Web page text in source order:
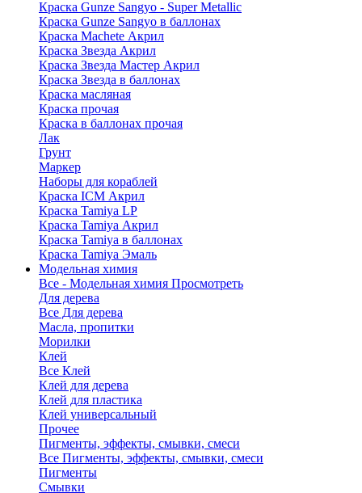
Краска Gunze Sangyo - Super Metallic
Краска Gunze Sangyo в баллонах
Краска Machete Акрил
Краска Звезда Акрил
Краска Звезда Мастер Акрил
Краска Звезда в баллонах
Краска масляная
Краска прочая
Краска в баллонах прочая
Лак
Грунт
Маркер
Наборы для кораблей
Краска ICM Акрил
Краска Tamiya LP
Краска Tamiya Акрил
Краска Tamiya в баллонах
Краска Tamiya Эмаль
Модельная химия
Все - Модельная химия Просмотреть
Для дерева
Все Для дерева
Масла, пропитки
Морилки
Клей
Все Клей
Клей для дерева
Клей для пластика
Клей универсальный
Прочее
Пигменты, эффекты, смывки, смеси
Все Пигменты, эффекты, смывки, смеси
Пигменты
Смывки